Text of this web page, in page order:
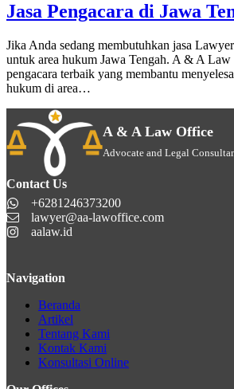
Jasa Pengacara di Jawa
Jika Anda sedang membutuhkan jasa
untuk area hukum Jawa Tengah. A & A
pengacara terbaik yang membantu
hukum di area…
A & A Law Office
Advocate and Legal
Contact Us
+6281246373200
lawyer@aa-lawoffice.com
aalaw.id
Navigation
Beranda
Artikel
Tentang Kami
Kontak Kami
Konsultasi Online